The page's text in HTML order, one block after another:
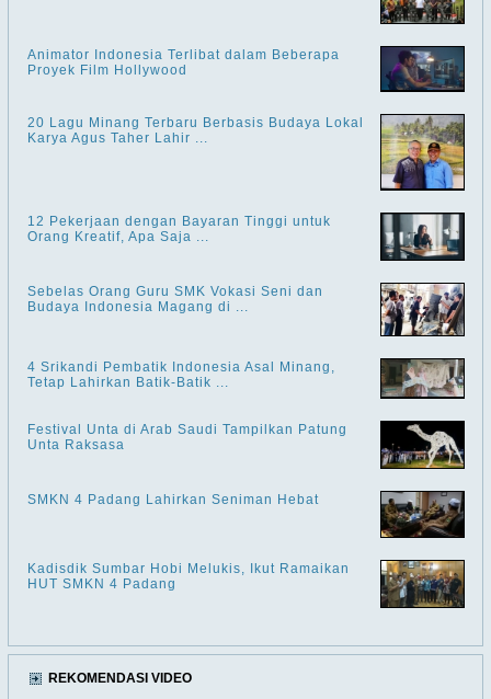
Animator Indonesia Terlibat dalam Beberapa
Proyek Film Hollywood
20 Lagu Minang Terbaru Berbasis Budaya Lokal
Karya Agus Taher Lahir ...
12 Pekerjaan dengan Bayaran Tinggi untuk
Orang Kreatif, Apa Saja ...
Sebelas Orang Guru SMK Vokasi Seni dan
Budaya Indonesia Magang di ...
4 Srikandi Pembatik Indonesia Asal Minang,
Tetap Lahirkan Batik-Batik ...
Festival Unta di Arab Saudi Tampilkan Patung
Unta Raksasa
SMKN 4 Padang Lahirkan Seniman Hebat
Kadisdik Sumbar Hobi Melukis, Ikut Ramaikan
HUT SMKN 4 Padang
REKOMENDASI VIDEO